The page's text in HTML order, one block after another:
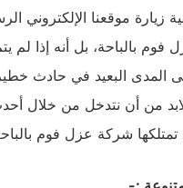
زيارة موقعنا الإلكتروني
بالباحة، بل أنه إذا لم
المدى البعيد في حادث
لابد من أن نتدخل من خلال
شركة عزل فوم